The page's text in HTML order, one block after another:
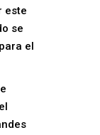
este
se
el